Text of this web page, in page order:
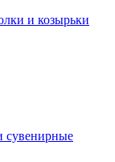
и козырьки
сувенирные